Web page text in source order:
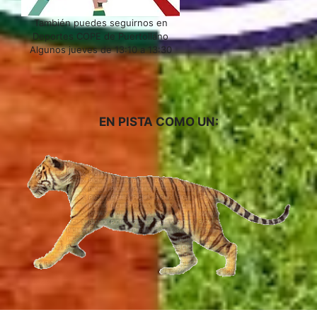
También puedes seguirnos en
Deportes COPE de Puertollano
Algunos jueves de 13:10 a 13:30
EN PISTA COMO UN: